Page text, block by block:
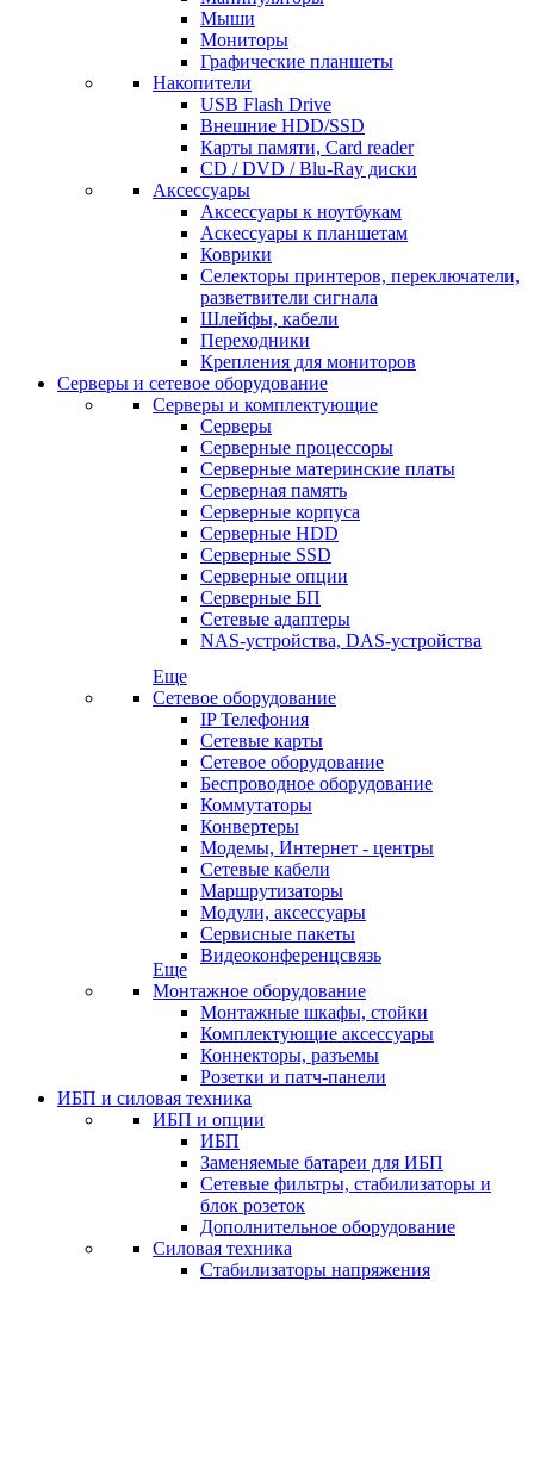
Мыши
Мониторы
Графические планшеты
Накопители
USB Flash Drive
Внешние HDD/SSD
Карты памяти, Card reader
CD / DVD / Blu-Ray диски
Аксессуары
Аксессуары к ноутбукам
Аскессуары к планшетам
Коврики
Селекторы принтеров, переключатели,
разветвители сигнала
Шлейфы, кабели
Переходники
Крепления для мониторов
Серверы и сетевое оборудование
Серверы и комплектующие
Серверы
Серверные процессоры
Серверные материнские платы
Серверная память
Серверные корпуса
Серверные HDD
Серверные SSD
Серверные опции
Серверные БП
Сетевые адаптеры
NAS-устройства, DAS-устройства
Еще
Сетевое оборудование
IP Телефония
Сетевые карты
Сетевое оборудование
Беспроводное оборудование
Коммутаторы
Конвертеры
Модемы, Интернет - центры
Сетевые кабели
Маршрутизаторы
Модули, аксессуары
Сервисные пакеты
Видеоконференцсвязь
Еще
Монтажное оборудование
Монтажные шкафы, стойки
Комплектующие аксессуары
Коннекторы, разъемы
Розетки и патч-панели
ИБП и силовая техника
ИБП и опции
ИБП
Заменяемые батареи для ИБП
Сетевые фильтры, стабилизаторы и
блок розеток
Дополнительное оборудование
Силовая техника
Стабилизаторы напряжения